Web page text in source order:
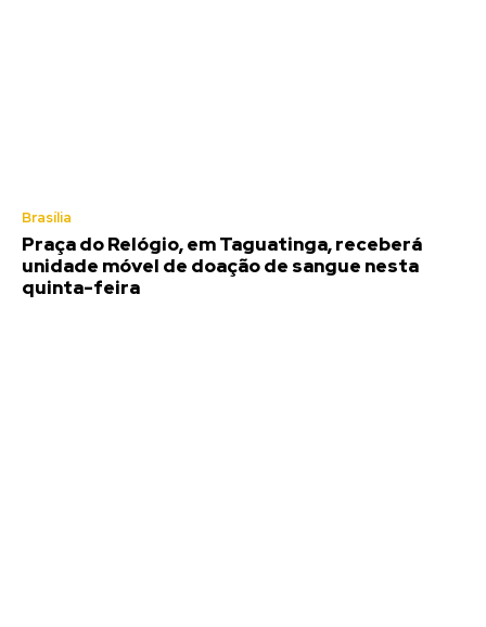
Brasília
Praça do Relógio, em Taguatinga, receberá
unidade móvel de doação de sangue nesta
quinta-feira